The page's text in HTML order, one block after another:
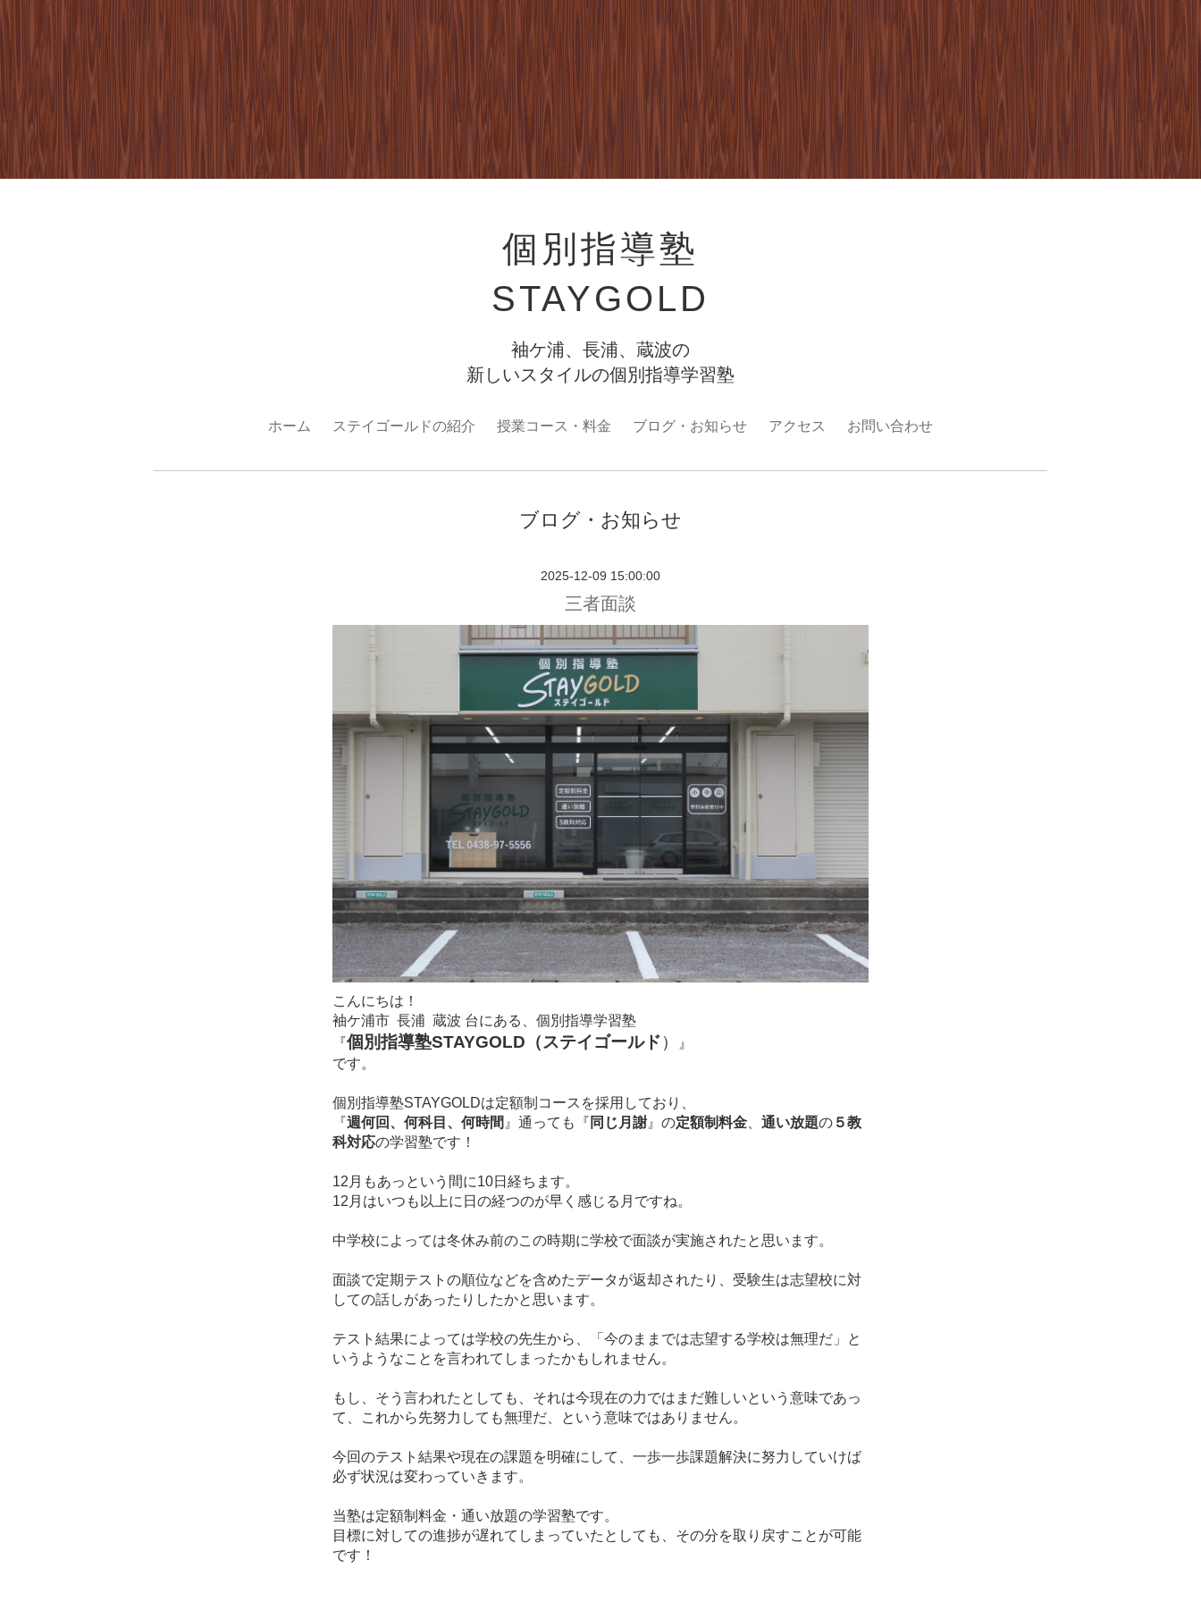
個別指導塾
STAYGOLD
袖ケ浦、長浦、蔵波の
新しいスタイルの個別指導学習塾
ホーム ステイゴールドの紹介 授業コース・料金 ブログ・お知らせ アクセス お問い合わせ
ブログ・お知らせ
2025-12-09 15:00:00
三者面談
こんにちは！
袖ケ浦市 長浦 蔵波 台にある、個別指導学習塾
『個別指導塾STAYGOLD（ステイゴールド）
』
です。
個別指導塾STAYGOLDは定額制コースを採用しており、
『週何回、何科目、何時間 』通っても『 同じ月謝 』の定額制料金 通い放題の ５教
科対応の学習塾です！
12月もあっという間に10日経ちます。
12月はいつも以上に日の経つのが早く感じる月ですね。
中学校によっては冬休み前のこの時期に学校で面談が実施されたと思います。
面談で定期テストの順位などを含めたデータが返却されたり、受験生は志望校に対
しての話しがあったりしたかと思います。
テスト結果によっては学校の先生から、「今のままでは志望する学校は無理だ」と
いうようなことを言われてしまったかもしれません。
もし、そう言われたとしても、 それは今現在の力ではまだ難しいという意味であっ
て、これから先努力しても無理だ、という 意味ではありません。
今回のテスト結果や現在の課題を明確にして
、一歩一歩課題解決に努力していけば
必ず状況は変わっていきます。
当塾は定額制料金・通い放題の学習塾です。
目標に対しての進捗が遅れてしまっていたとしても、その分を取り戻すことが可能
です！